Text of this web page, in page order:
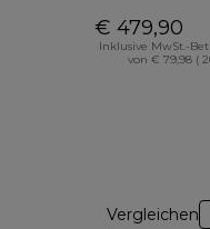
€ 479,90
Inklusive MwSt.-
von € 79,98 (
Vergleichen